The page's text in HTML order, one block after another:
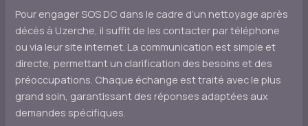
Pour engager SOS DC dans le cadre d’un nettoyage après
décès à Uzerche, il suffit de les contacter par téléphone
ou via leur site internet. La communication est simple et
directe, permettant un clarification des besoins et des
préoccupations. Chaque échange est traité avec le plus
grand soin, garantissant des réponses adaptées aux
demandes spécifiques.